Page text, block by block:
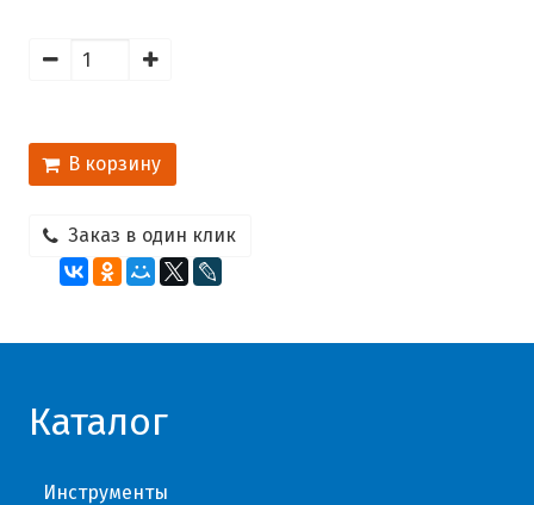
В корзину
Заказ в один клик
Каталог
Инструменты